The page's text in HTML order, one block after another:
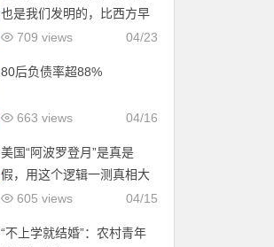
也是我们发明的，比西方早
了200年！
04/23
709 views
80后负债率超88%
04/16
663 views
美国“阿波罗登月”是真是
假，用这个逻辑一测真相大
白！
04/15
605 views
“不上学就结婚”：农村青年